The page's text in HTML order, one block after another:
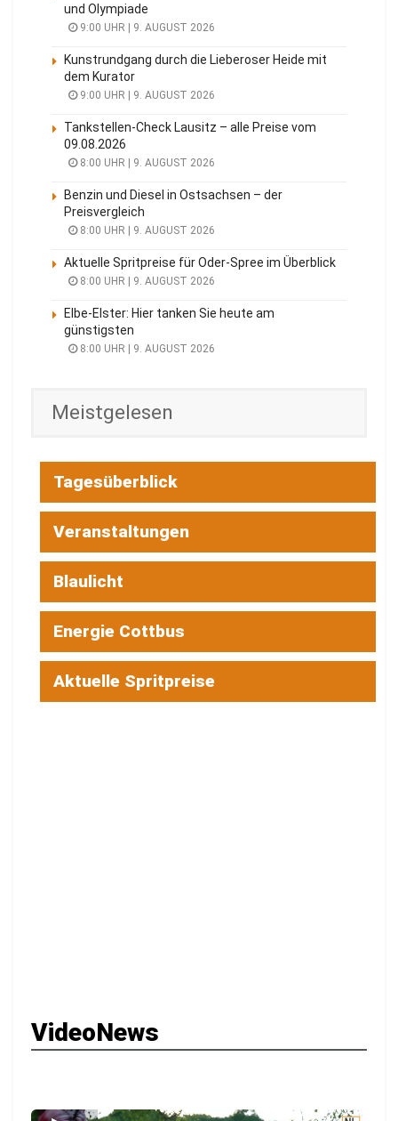
und Olympiade
9:00 UHR | 9. AUGUST 2026
Kunstrundgang durch die Lieberoser Heide mit
dem Kurator
9:00 UHR | 9. AUGUST 2026
Tankstellen-Check Lausitz – alle Preise vom
09.08.2026
8:00 UHR | 9. AUGUST 2026
Benzin und Diesel in Ostsachsen – der
Preisvergleich
8:00 UHR | 9. AUGUST 2026
Aktuelle Spritpreise für Oder-Spree im Überblick
8:00 UHR | 9. AUGUST 2026
Elbe-Elster: Hier tanken Sie heute am
günstigsten
8:00 UHR | 9. AUGUST 2026
Meistgelesen
Tagesüberblick
Veranstaltungen
Blaulicht
Energie Cottbus
Aktuelle Spritpreise
VideoNews